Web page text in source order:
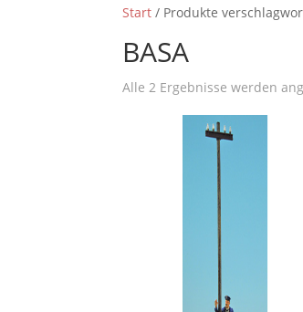
Start / Produkte
BASA
Alle 2 Ergebnisse werden